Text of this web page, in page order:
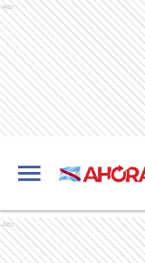
Ads
Ads